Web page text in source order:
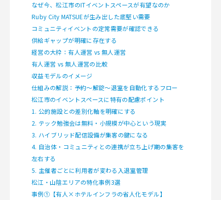
なぜ今、松江市のITイベントスペースが有望なのか
Ruby City MATSUEが生み出した底堅い需要
コミュニティイベントの定常需要が確認できる
供給ギャップが明確に存在する
経営の大枠：有人運営 vs 無人運営
有人運営 vs 無人運営の比較
収益モデルのイメージ
仕組みの解説：予約〜解錠〜退室を自動化するフロー
松江市のイベントスペースに特有の配慮ポイント
1. 公的施設との差別化軸を明確にする
2. テック勉強会は無料・小規模が中心という現実
3. ハイブリッド配信設備が集客の鍵になる
4. 自治体・コミュニティとの連携が立ち上げ期の集客を
左右する
5. 主催者ごとに利用者が変わる入退室管理
松江・山陰エリアの特化事例3選
事例①【有人×ホテルインフラの省人化モデル】